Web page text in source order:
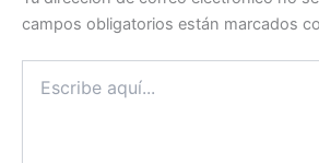
campos obligatorios están marcados
aquí...